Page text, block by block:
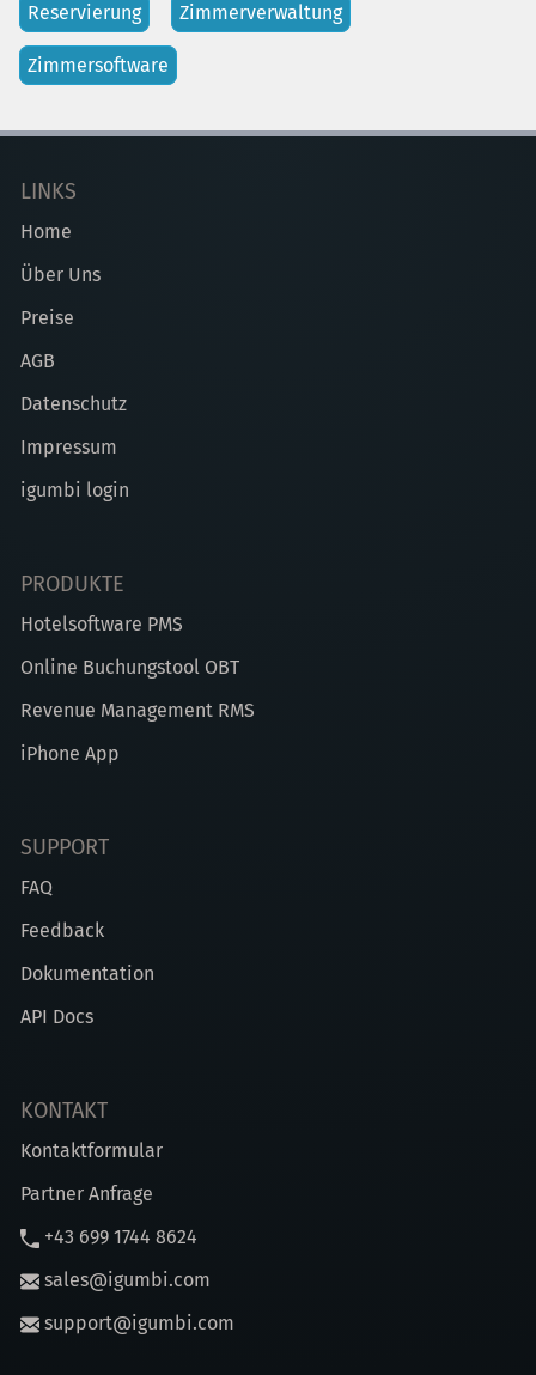
Reservierung Zimmerverwaltung
Zimmersoftware
LINKS
Home
Über Uns
Preise
AGB
Datenschutz
Impressum
igumbi login
PRODUKTE
Hotelsoftware PMS
Online Buchungstool OBT
Revenue Management RMS
iPhone App
SUPPORT
FAQ
Feedback
Dokumentation
API Docs
KONTAKT
Kontaktformular
Partner Anfrage
+43 699 1744 8624
sales@igumbi.com
support@igumbi.com